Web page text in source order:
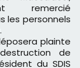
remercié
les personnels
plainte
de
du SDIS